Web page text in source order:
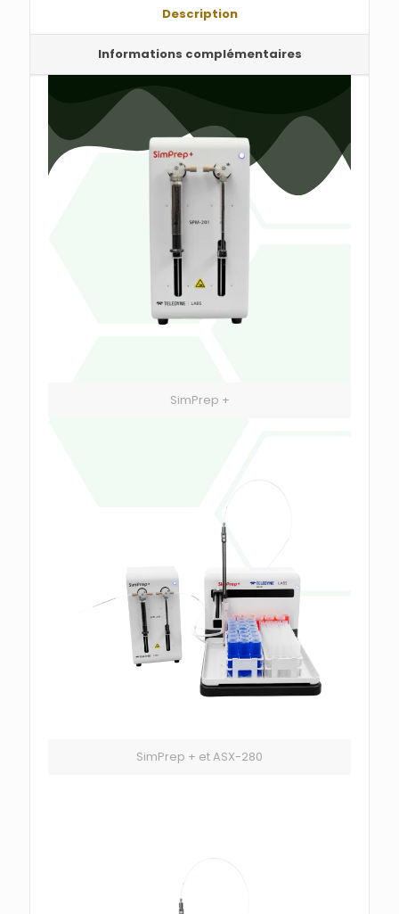
Description
Informations complémentaires
SimPrep +
SimPrep + et ASX-280